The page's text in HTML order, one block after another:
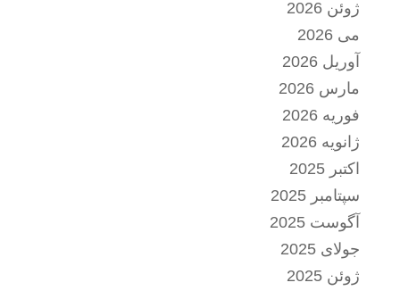
ژوئن 2026
می 2026
آوریل 2026
مارس 2026
فوریه 2026
ژانویه 2026
اکتبر 2025
سپتامبر 2025
آگوست 2025
جولای 2025
ژوئن 2025